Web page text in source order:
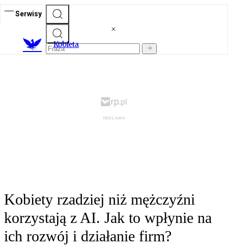
Serwisy
Kobieta
Kobiety rzadziej niż mężczyźni
korzystają z AI. Jak to wpłynie na
ich rozwój i działanie firm?